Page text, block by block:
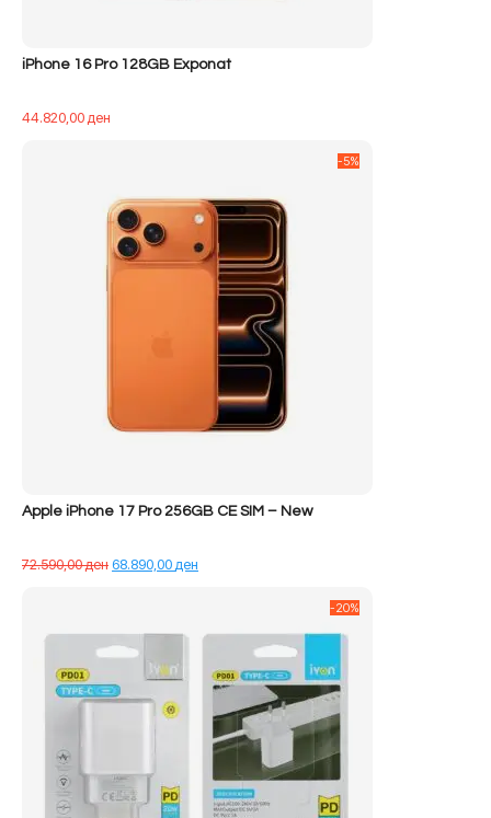
iPhone 16 Pro 128GB Exponat
44.820,00ден
Apple iPhone 17 Pro 256GB CE SIM – New
72.590,00денÇmimi
68.890,00ден
68.890,00 ден.
-5%
-20%